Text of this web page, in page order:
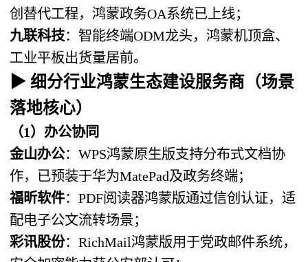
创替代工程，鸿蒙政务OA系统已上线；
九联科技：智能终端ODM龙头，鸿蒙机顶盒、
工业平板出货量居前。
▶ 细分行业鸿蒙生态建设服务商（场景
落地核心）
（1）办公协同
金山办公：WPS鸿蒙原生版支持分布式文档协
作，已预装于华为MatePad及政务终端；
福昕软件：PDF阅读器鸿蒙版通过信创认证，适
配电子公文流转场景；
彩讯股份：RichMail鸿蒙版用于党政邮件系统，